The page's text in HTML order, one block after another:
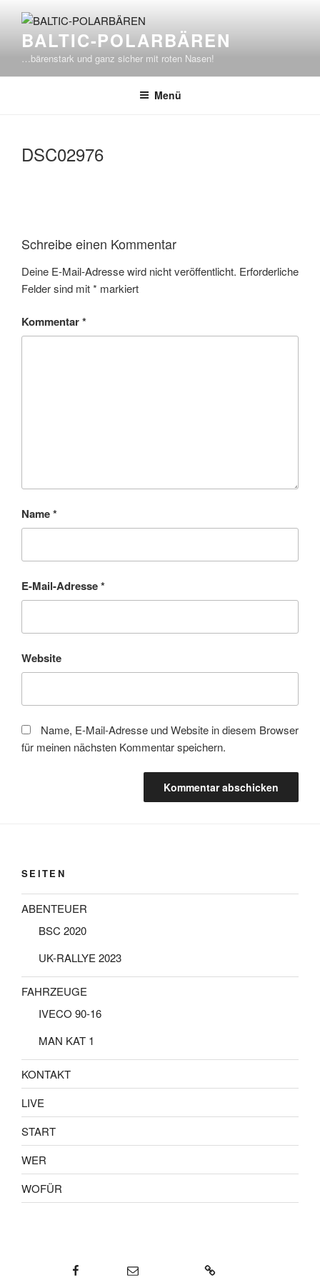
Inhalt
springenBALTIC-POLARBÄREN
…bärenstark und ganz sicher mit roten Nasen!
Menü
DSC02976
Schreibe einen Kommentar
Deine E-Mail-Adresse wird nicht veröffentlicht. Erforderliche
Felder sind mit* markiert
Kommentar*
Name*
E-Mail-Adresse*
Website
Name, E-Mail-Adresse und Website in diesem Browser
für meinen nächsten Kommentar speichern.
SEITEN
ABENTEUER
BSC 2020
UK-RALLYE 2023
FAHRZEUGE
IVECO 90-16
MAN KAT 1
KONTAKT
LIVE
START
WER
WOFÜR
E-Mail KONTAKT